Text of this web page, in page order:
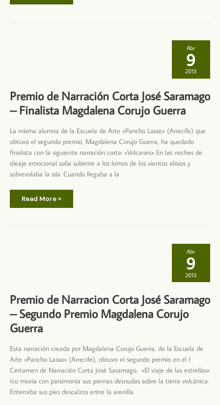
de
José
Premio de Narración Corta José Saramago
– Finalista Magdalena Corujo Guerra
La misma alumna de la Escuela de Arte «Pancho Lasso» (Arrecife) que
obtuvo el segundo premio, Magdalena Corujo Guerra, ha quedado
finalista con la siguiente narración corta: «Volcanes» En las noches de
oleaje emocional solía subirme a los lomos de los vientos alisios y
sobrevolaba la isla. Cuando llegaba a la
Premio
Narración
Saramago
Read More »
Abr
9
2013
Premio de Narracion Corta José Saramago
– Segundo Premio Magdalena Corujo
Guerra
Esta narración creada por Magdalena Corujo Guerra, de la Escuela de
Arte «Pancho Lasso» (Arrecife), obtuvo el segundo premio en el I
Certamen de Narración Corta José Saramago. «El viaje de las estrellas»
Ico movía con parsimonia sus piernas desnudas sobre la tierra volcánica.
Enterraba sus pies descalzos entre la arenilla
Abr
9
2013